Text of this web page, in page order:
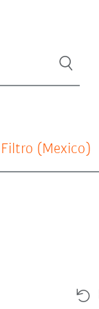
( Mexico )